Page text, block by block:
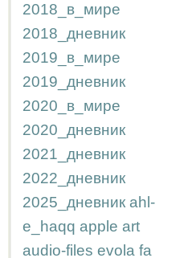
2018_в_мире
2018_дневник
2019_в_мире
2019_дневник
2020_в_мире
2020_дневник
2021_дневник
2022_дневник
2025_дневник ahl-
e_haqq apple art
audio-files evola fa